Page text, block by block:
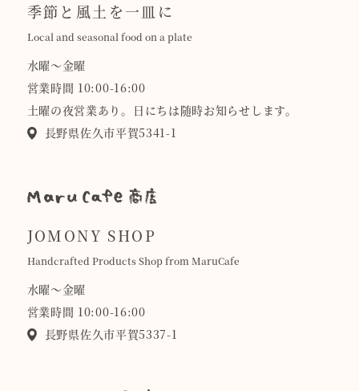
季節と風土を一皿に
Local and seasonal food on a plate
水曜〜金曜
営業時間 10:00-16:00
土曜の夜営業あり。日にちは随時お知らせします。
長野県佐久市平賀5341-1
JOMONY SHOP
Handcrafted Products Shop from MaruCafe
水曜〜金曜
営業時間 10:00-16:00
長野県佐久市平賀5337-1